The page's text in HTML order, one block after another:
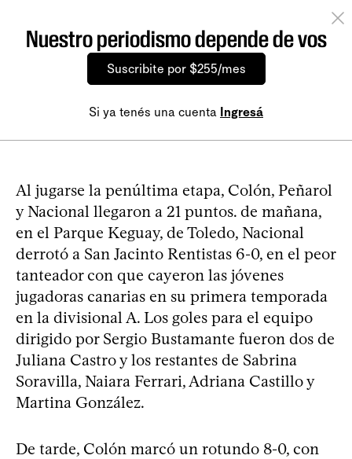
Nuestro periodismo depende de vos
Suscribite por $255/mes
Si ya tenés una cuenta Ingresá
Al jugarse la penúltima etapa, Colón, Peñarol
y Nacional llegaron a 21 puntos. de mañana,
en el Parque Keguay, de Toledo, Nacional
derrotó a San Jacinto Rentistas 6-0, en el peor
tanteador con que cayeron las jóvenes
jugadoras canarias en su primera temporada
en la divisional A. Los goles para el equipo
dirigido por Sergio Bustamante fueron dos de
Juliana Castro y los restantes de Sabrina
Soravilla, Naiara Ferrari, Adriana Castillo y
Martina González.
De tarde, Colón marcó un rotundo 8-0, con